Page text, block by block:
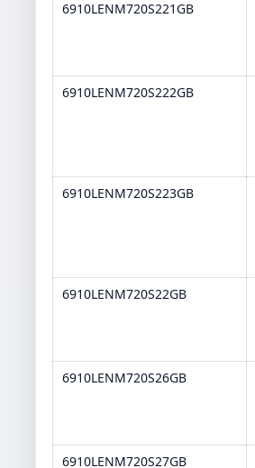
6910LENM720S221GB
6910LENM720S222GB
6910LENM720S223GB
6910LENM720S22GB
6910LENM720S26GB
6910LENM720S27GB